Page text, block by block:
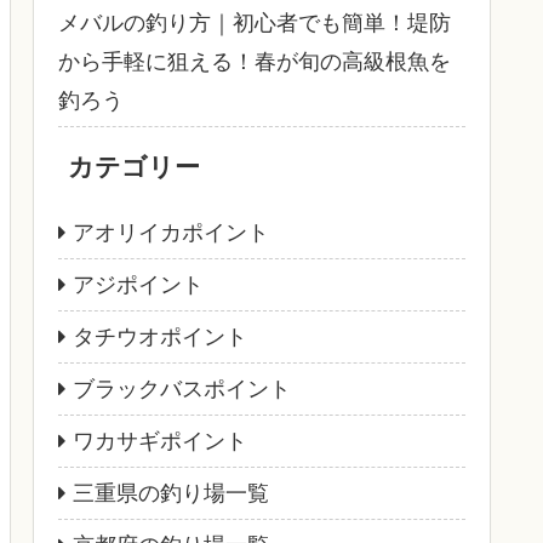
メバルの釣り方｜初心者でも簡単！堤防
から手軽に狙える！春が旬の高級根魚を
釣ろう
カテゴリー
アオリイカポイント
アジポイント
タチウオポイント
ブラックバスポイント
ワカサギポイント
三重県の釣り場一覧